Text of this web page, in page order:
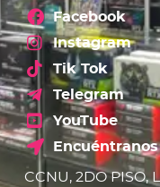
Facebook
Instagram
Tik Tok
Telegram
YouTube
Encuéntranos
CCNU, 2DO PISO,